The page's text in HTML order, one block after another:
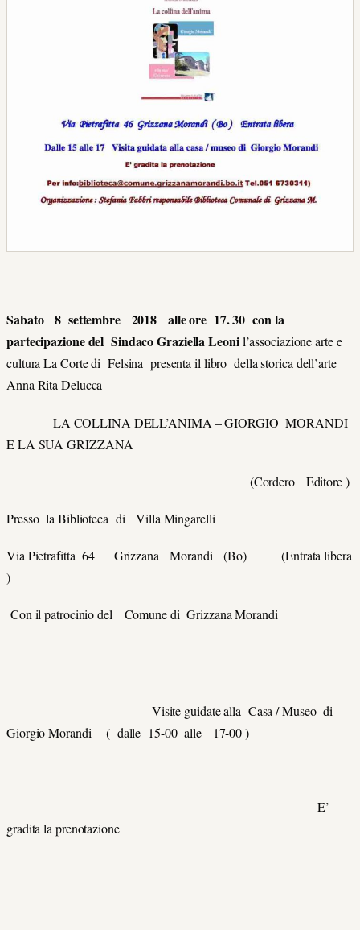
Sabato 8 settembre 2018 alle ore 17. 30 con la
partecipazione del Sindaco Graziella Leonil’associazione arte e
cultura La Corte di Felsina presenta il libro della storica dell’arte
Anna Rita Delucca
LA COLLINA DELL’ANIMA – GIORGIO MORANDI
E LA SUA GRIZZANA
(Cordero Editore )
Presso la Biblioteca di Villa Mingarelli
Via Pietrafitta 64 Grizzana Morandi (Bo) (Entrata libera
)
Con il patrocinio del Comune di Grizzana Morandi
Visite guidate alla Casa / Museo di
Giorgio Morandi ( dalle 15-00 alle 17-00 )
E’
gradita la prenotazione